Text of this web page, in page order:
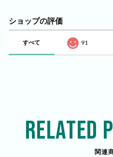
ショップの評価
すべて 91
RELATED
関連